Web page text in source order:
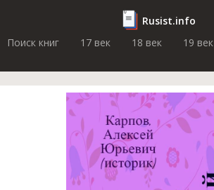
Rusist.info
Поиск книг
17 век 18 век 19 век